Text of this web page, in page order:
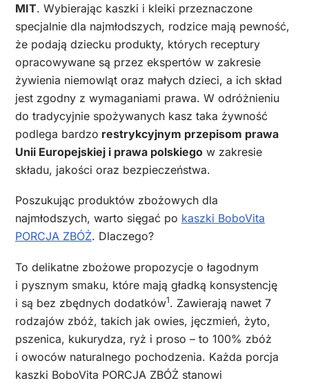
MIT. Wybierając kaszki i kleiki przeznaczone
specjalnie dla najmłodszych, rodzice mają pewność,
że podają dziecku produkty, których receptury
opracowywane są przez ekspertów w zakresie
żywienia niemowląt oraz małych dzieci, a ich skład
jest zgodny z wymaganiami prawa. W odróżnieniu
do tradycyjnie spożywanych kasz taka żywność
podlega bardzo restrykcyjnym przepisom prawa
Unii Europejskiej i prawa polskiego w zakresie
składu, jakości oraz bezpieczeństwa.
Poszukując produktów zbożowych dla
najmłodszych, warto sięgać po kaszki BoboVita
PORCJA ZBÓŻ. Dlaczego?
To delikatne zbożowe propozycje o łagodnym
i pysznym smaku, które mają gładką konsystencję
i są bez zbędnych dodatków1. Zawierają nawet 7
rodzajów zbóż, takich jak owies, jęczmień, żyto,
pszenica, kukurydza, ryż i proso – to 100% zbóż
i owoców naturalnego pochodzenia. Każda porcja
kaszki BoboVita PORCJA ZBÓŻ stanowi